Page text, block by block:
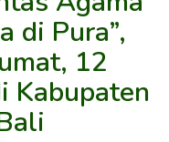
di Pura”,
12
Kabupaten